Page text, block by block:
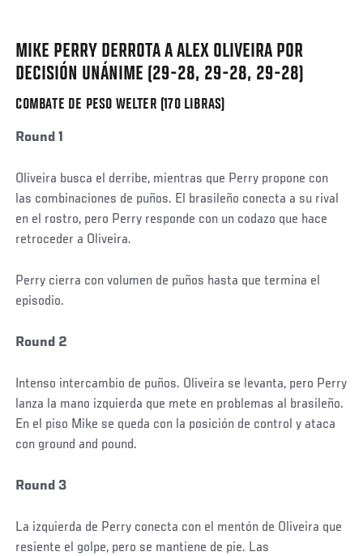
MIKE PERRY DERROTA A ALEX OLIVEIRA POR
DECISIÓN UNÁNIME (29-28, 29-28, 29-28)
COMBATE DE PESO WELTER (170 LIBRAS)
Round 1
Oliveira busca el derribe, mientras que Perry propone con
las combinaciones de puños. El brasileño conecta a su rival
en el rostro, pero Perry responde con un codazo que hace
retroceder a Oliveira.
Perry cierra con volumen de puños hasta que termina el
episodio.
Round 2
Intenso intercambio de puños. Oliveira se levanta, pero Perry
lanza la mano izquierda que mete en problemas al brasileño.
En el piso Mike se queda con la posición de control y ataca
con ground and pound.
Round 3
La izquierda de Perry conecta con el mentón de Oliveira que
resiente el golpe, pero se mantiene de pie. Las